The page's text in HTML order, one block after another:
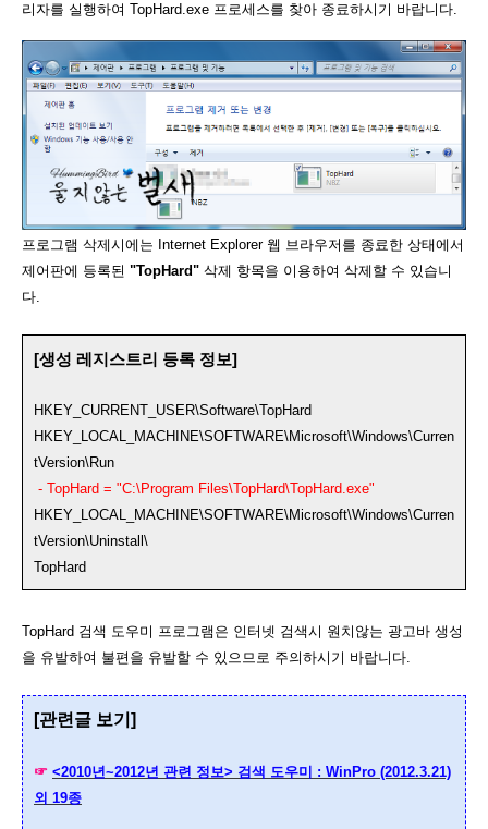
리자를 실행하여 TopHard.exe 프로세스를 찾아 종료하시기 바랍니다.
프로그램 삭제시에는 Internet Explorer 웹 브라우저를 종료한 상태에서
제어판에 등록된 "TopHard" 삭제 항목을 이용하여 삭제할 수 있습니
다.
[생성 레지스트리 등록 정보]
HKEY_CURRENT_USER\Software\TopHard
HKEY_LOCAL_MACHINE\SOFTWARE\Microsoft\Windows\Curren
tVersion\Run
- TopHard = "C:\Program Files\TopHard\TopHard.exe"
HKEY_LOCAL_MACHINE\SOFTWARE\Microsoft\Windows\Curren
tVersion\Uninstall\
TopHard
TopHard 검색 도우미 프로그램은 인터넷 검색시 원치않는 광고바 생성
을 유발하여 불편을 유발할 수 있으므로 주의하시기 바랍니다.
[관련글 보기]
☞ <2010년~2012년 관련 정보> 검색 도우미 : WinPro (2012.3.21)
외 19종